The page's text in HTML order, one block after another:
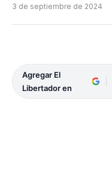
3 de septiembre de 2024
Agregar El
Libertador en